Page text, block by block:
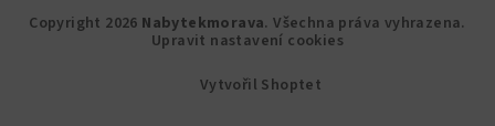
Copyright 2026 Nabytekmorava. Všechna práva vyhrazena.
Upravit nastavení cookies
Vytvořil Shoptet